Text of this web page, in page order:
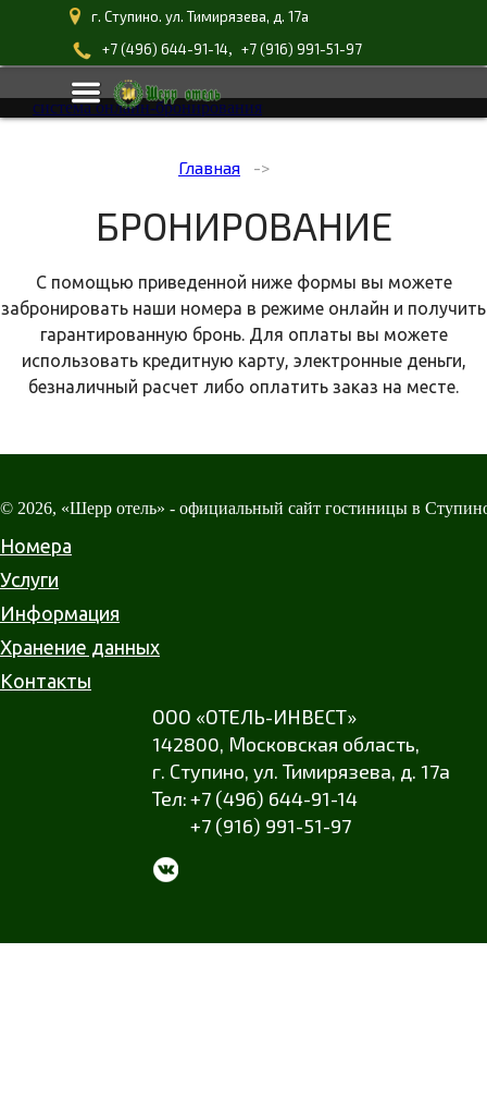
г. Ступино. ул. Тимирязева, д. 17а
+7 (496) 644-91-14, +7 (916) 991-51-97
система онлайн-бронирования
Главная
БРОНИРОВАНИЕ
С помощью приведенной ниже формы вы можете
забронировать наши номера в режиме онлайн и получить
гарантированную бронь. Для оплаты вы можете
использовать кредитную карту, электронные деньги,
безналичный расчет либо оплатить заказ на месте.
© 2026, «Шерр отель» - официальный сайт гостиницы в
Номера
Услуги
Информация
Хранение данных
Контакты
ООО «ОТЕЛЬ-ИНВЕСТ»
142800, Московская область,
г. Ступино, ул. Тимирязева, д. 17а
+7 (496) 644-91-14
+7 (916) 991-51-97